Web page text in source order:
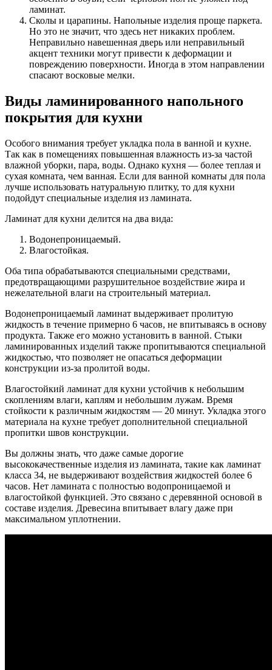
ламинат.
Сколы и царапины. Напольные изделия проще паркета.
Но это не значит, что здесь нет никаких проблем.
Неправильно навешенная дверь или неправильный
акцент техники могут привести к деформации и
повреждению поверхности. Иногда в этом направлении
спасают восковые мелки.
Виды ламинированного напольного
покрытия для кухни
Особого внимания требует укладка пола в ванной и кухне.
Так как в помещениях повышенная влажность из-за частой
влажной уборки, пара, воды. Однако кухня — более теплая и
сухая комната, чем ванная. Если для ванной комнаты для пола
лучше использовать натуральную плитку, то для кухни
подойдут специальные изделия из ламината.
Ламинат для кухни делится на два вида:
Водонепроницаемый.
Влагостойкая.
Оба типа обрабатываются специальными средствами,
предотвращающими разрушительное воздействие жира и
нежелательной влаги на строительный материал.
Водонепроницаемый ламинат выдерживает пролитую
жидкость в течение примерно 6 часов, не впитываясь в основу
продукта. Также его можно установить в ванной. Стыки
ламинированных изделий также пропитываются специальной
жидкостью, что позволяет не опасаться деформации
конструкции из-за пролитой воды.
Влагостойкий ламинат для кухни устойчив к небольшим
скоплениям влаги, каплям и небольшим лужам. Время
стойкости к различным жидкостям — 20 минут. Укладка этого
материала на кухне требует дополнительной специальной
пропитки швов конструкции.
Вы должны знать, что даже самые дорогие
высококачественные изделия из ламината, такие как ламинат
класса 34, не выдерживают воздействия жидкостей более 6
часов. Нет ламината с полностью водопроницаемой и
влагостойкой функцией. Это связано с деревянной основой в
составе изделия. Древесина впитывает влагу даже при
максимальном уплотнении.